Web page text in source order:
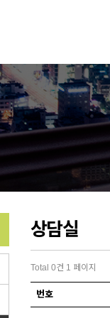
상담실
Total 0건 1 페이지
번호